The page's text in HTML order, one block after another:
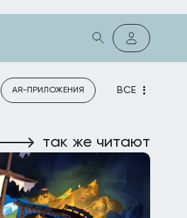
AR-ПРИЛОЖЕНИЯ ВСЕ
так же читают